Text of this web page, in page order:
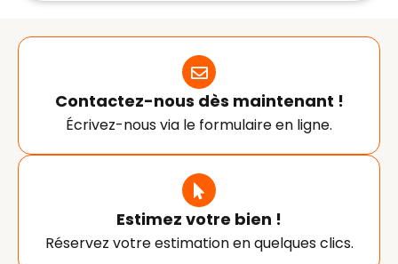
Contactez-nous dès maintenant !
Écrivez-nous via le formulaire en ligne.
Estimez votre bien !
Réservez votre estimation en quelques clics.